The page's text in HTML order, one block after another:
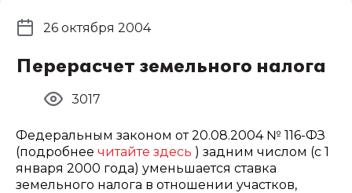
Перерасчет земельного налога
26 октября 2004
3017
Федеральным законом от 20.08.2004 № 116-ФЗ
(подробнее читайте здесь ) задним числом (с 1
января 2000 года) уменьшается ставка
земельного налога в отношении участков,
Автоматизация